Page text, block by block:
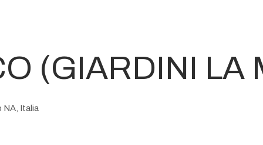
(GIARDINI LA
NA, Italia